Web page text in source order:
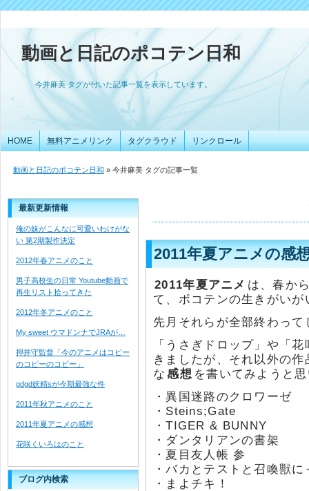
動画と日記のポコテン日和
今井麻美 タグが付いた記事一覧を表示しています。
動画と日記のポコテン日和 » 今井麻美 タグの記事一覧
2011年夏アニメの感
2011年夏アニメ は、春か
て、ポコテンの生きがい
先月それらが全部終わっ
「うさぎドロップ」や「
きましたが、それ以外の
な 感想 を書いてみようと
・異国迷路のクロワーゼ
・Steins;Gate
・TIGER & BUNNY
・ダンタリアンの書架
・夏目友人帳 参
・バカとテストと召喚獣に
・まよチキ！
最新更新情報
俺の妹がこんなに可愛いわけがな
い 第2期製作決定
2012年春アニメのこと
男子高校生の日常 Youtube動画で
再生リスト拾ってきた
2012年冬アニメのこと
My sweet ウマドンナでJRAが…
押井守監督「今のアニメはコピー
のコピーのコピー」
gdgd妖精sが今期最強な件
2011年秋アニメのこと
2011年夏アニメの感想
花咲くいろはのこと
ブログ内検索
HOME 無料アニメリンク タグクラウド リンクロール